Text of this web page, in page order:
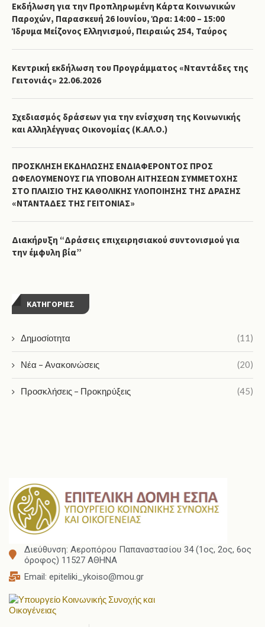
Εκδήλωση για την Προπληρωμένη Κάρτα Κοινωνικών
Παροχών, Παρασκευή 26 Ιουνίου, Ώρα: 14:00 – 15:00
Ίδρυμα Μείζονος Ελληνισμού, Πειραιώς 254, Ταύρος
Κεντρική εκδήλωση του Προγράμματος «Νταντάδες της
Γειτονιάς» 22.06.2026
Σχεδιασμός δράσεων για την ενίσχυση της Κοινωνικής
και Αλληλέγγυας Οικονομίας (Κ.ΑΛ.Ο.)
ΠΡΟΣΚΛΗΣΗ ΕΚΔΗΛΩΣΗΣ ΕΝΔΙΑΦΕΡΟΝΤΟΣ ΠΡΟΣ
ΩΦΕΛΟΥΜΕΝΟΥΣ ΓΙΑ ΥΠΟΒΟΛΗ ΑΙΤΗΣΕΩΝ ΣΥΜΜΕΤΟΧΗΣ
ΣΤΟ ΠΛΑΙΣΙΟ ΤΗΣ ΚΑΘΟΛΙΚΗΣ ΥΛΟΠΟΙΗΣΗΣ ΤΗΣ ΔΡΑΣΗΣ
«ΝΤΑΝΤΑΔΕΣ ΤΗΣ ΓΕΙΤΟΝΙΑΣ»
Διακήρυξη “Δράσεις επιχειρησιακού συντονισμού για
την έμφυλη βία”
KΑΤΗΓΟΡΊΕΣ
Δημοσίοτητα (11)
Νέα – Ανακοινώσεις (20)
Προσκλήσεις – Προκηρύξεις (45)
Διεύθυνση: Αεροπόρου Παπαναστασίου 34 (1ος, 2ος, 6ος
όροφος) 11527 ΑΘΗΝΑ
Email: epiteliki_ykoiso@mou.gr